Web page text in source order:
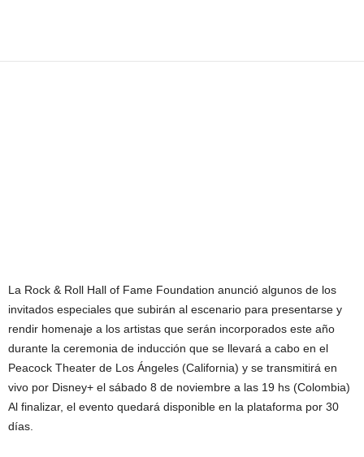
La Rock & Roll Hall of Fame Foundation anunció algunos de los
invitados especiales que subirán al escenario para presentarse y
rendir homenaje a los artistas que serán incorporados este año
durante la ceremonia de inducción que se llevará a cabo en el
Peacock Theater de Los Ángeles (California) y se transmitirá en
vivo por Disney+ el sábado 8 de noviembre a las 19 hs (Colombia)
Al finalizar, el evento quedará disponible en la plataforma por 30
días.